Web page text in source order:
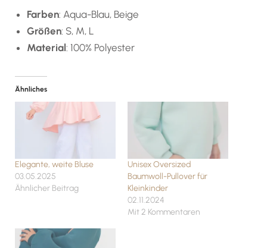
Farben: Aqua-Blau, Beige
Größen: S, M, L
Material: 100% Polyester
Ähnliches
Elegante, weite Bluse
03.05.2025
Ähnlicher Beitrag
Unisex Oversized
Baumwoll-Pullover für
Kleinkinder
02.11.2024
Mit 2 Kommentaren